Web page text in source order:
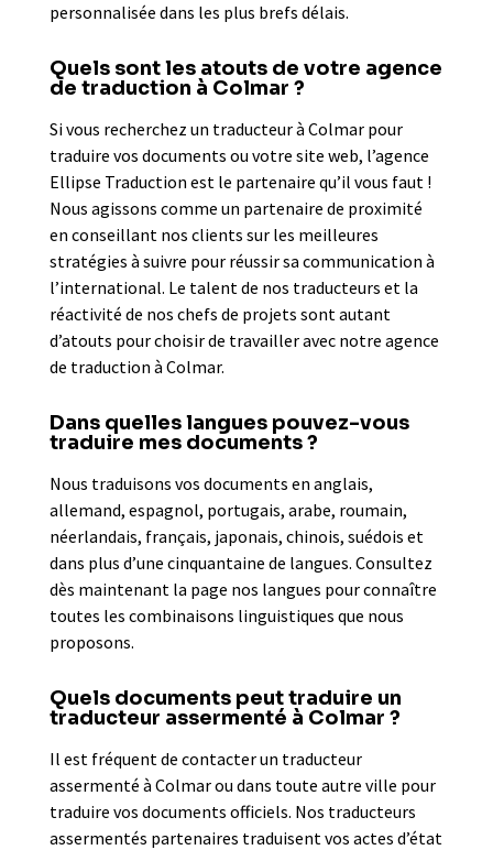
personnalisée dans les plus brefs délais.
Quels sont les atouts de votre agence
de traduction à Colmar ?
Si vous recherchez un traducteur à Colmar pour
traduire vos documents ou votre site web, l’agence
Ellipse Traduction est le partenaire qu’il vous faut !
Nous agissons comme un partenaire de proximité
en conseillant nos clients sur les meilleures
stratégies à suivre pour réussir sa communication à
l’international. Le talent de nos traducteurs et la
réactivité de nos chefs de projets sont autant
d’atouts pour choisir de travailler avec notre agence
de traduction à Colmar.
Dans quelles langues pouvez-vous
traduire mes documents ?
Nous traduisons vos documents en anglais,
allemand, espagnol, portugais, arabe, roumain,
néerlandais, français, japonais, chinois, suédois et
dans plus d’une cinquantaine de langues. Consultez
dès maintenant la page nos langues pour connaître
toutes les combinaisons linguistiques que nous
proposons.
Quels documents peut traduire un
traducteur assermenté à Colmar ?
Il est fréquent de contacter un traducteur
assermenté à Colmar ou dans toute autre ville pour
traduire vos documents officiels. Nos traducteurs
assermentés partenaires traduisent vos actes d’état